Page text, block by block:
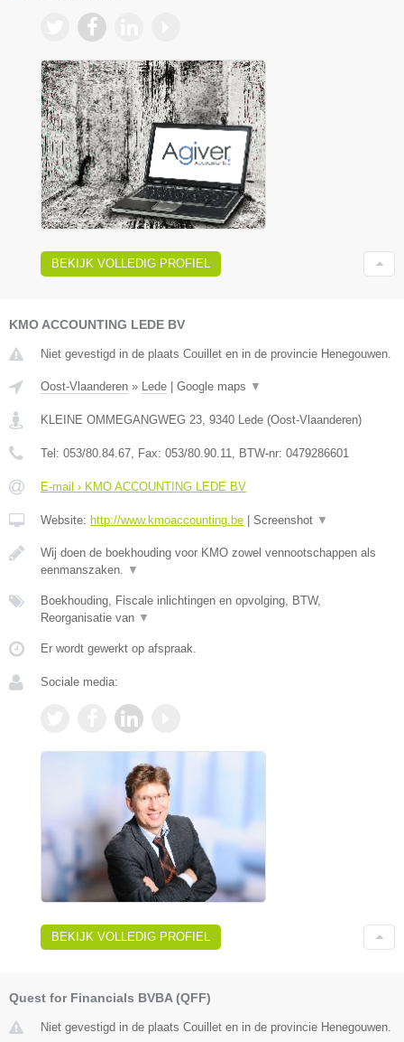
BEKIJK VOLLEDIG PROFIEL
KMO ACCOUNTING LEDE BV
Niet gevestigd in de plaats Couillet en in de provincie Henegouwen.
Oost-Vlaanderen » Lede Google maps ▼
KLEINE OMMEGANGWEG 23 9340 Lede (Oost-Vlaanderen)
Tel: 053/80.84.67 , Fax: 053/80.90.11 , BTW-nr: 0479286601
E-mail › KMO ACCOUNTING LEDE BV
Website: http://www.kmoaccounting.be Screenshot ▼
Wij doen de boekhouding voor KMO zowel vennootschappen als
eenmanszaken.
▼
Boekhouding, Fiscale inlichtingen en opvolging, BTW,
Reorganisatie van ▼
Er wordt gewerkt op afspraak.
Sociale media:
BEKIJK VOLLEDIG PROFIEL
Quest for Financials BVBA (QFF)
Niet gevestigd in de plaats Couillet en in de provincie Henegouwen.